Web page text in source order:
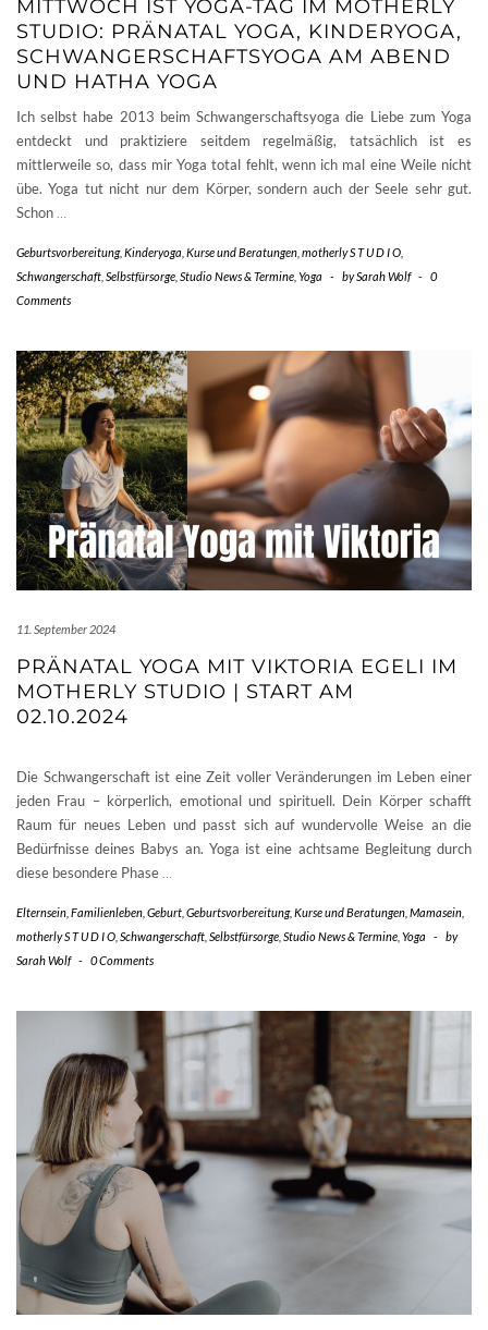
MITTWOCH IST YOGA-TAG IM MOTHERLY
STUDIO: PRÄNATAL YOGA, KINDERYOGA,
SCHWANGERSCHAFTSYOGA AM ABEND
UND HATHA YOGA
Ich selbst habe 2013 beim Schwangerschaftsyoga die Liebe zum Yoga
entdeckt und praktiziere seitdem regelmäßig, tatsächlich ist es
mittlerweile so, dass mir Yoga total fehlt, wenn ich mal eine Weile nicht
übe. Yoga tut nicht nur dem Körper, sondern auch der Seele sehr gut.
Schon
Geburtsvorbereitung, Kinderyoga Kurse und Beratungen motherly S T U D I O
Schwangerschaft Selbstfürsorge Studio News & Termine Yoga - bySarah Wolf -
0
Comments
11. September 2024
PRÄNATAL YOGA MIT VIKTORIA EGELI IM
MOTHERLY STUDIO | START AM
02.10.2024
Die Schwangerschaft ist eine Zeit voller Veränderungen im Leben einer
jeden Frau – körperlich, emotional und spirituell. Dein Körper schafft
Raum für neues Leben und passt sich auf wundervolle Weise an die
Bedürfnisse deines Babys an. Yoga ist eine achtsame Begleitung durch
diese besondere Phase
Elternsein Familienleben Geburt Geburtsvorbereitung, Kurse und Beratungen Mamasein
motherly S T U D I O Schwangerschaft Selbstfürsorge Studio News & Termine Yoga -
by
Sarah Wolf - 0 Comments